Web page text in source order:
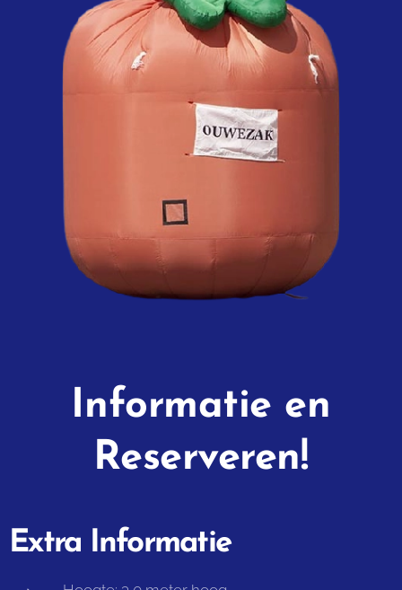
Informatie en
Reserveren!
Extra Informatie